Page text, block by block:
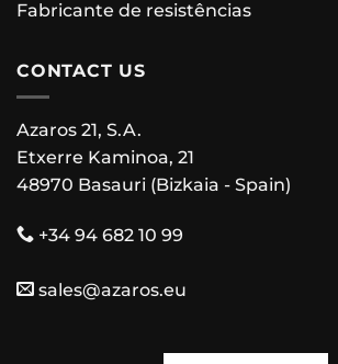
Fabricante de resistências
CONTACT US
Azaros 21, S.A.
Etxerre Kaminoa, 21
48970 Basauri (Bizkaia - Spain)
+34 94 682 10 99
sales@azaros.eu